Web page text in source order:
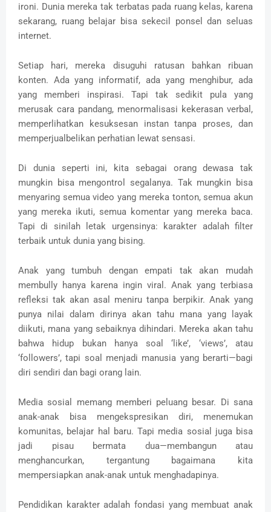
ironi. Dunia mereka tak terbatas pada ruang kelas, karena
sekarang, ruang belajar bisa sekecil ponsel dan seluas
internet.
Setiap hari, mereka disuguhi ratusan bahkan ribuan
konten. Ada yang informatif, ada yang menghibur, ada
yang memberi inspirasi. Tapi tak sedikit pula yang
merusak cara pandang, menormalisasi kekerasan verbal,
memperlihatkan kesuksesan instan tanpa proses, dan
memperjualbelikan perhatian lewat sensasi.
Di dunia seperti ini, kita sebagai orang dewasa tak
mungkin bisa mengontrol segalanya. Tak mungkin bisa
menyaring semua video yang mereka tonton, semua akun
yang mereka ikuti, semua komentar yang mereka baca.
Tapi di sinilah letak urgensinya: karakter adalah filter
terbaik untuk dunia yang bising.
Anak yang tumbuh dengan empati tak akan mudah
membully hanya karena ingin viral. Anak yang terbiasa
refleksi tak akan asal meniru tanpa berpikir. Anak yang
punya nilai dalam dirinya akan tahu mana yang layak
diikuti, mana yang sebaiknya dihindari. Mereka akan tahu
bahwa hidup bukan hanya soal ‘like’, ‘views’, atau
‘followers’, tapi soal menjadi manusia yang berarti—bagi
diri sendiri dan bagi orang lain.
Media sosial memang memberi peluang besar. Di sana
anak-anak bisa mengekspresikan diri, menemukan
komunitas, belajar hal baru. Tapi media sosial juga bisa
jadi pisau bermata dua—membangun atau
menghancurkan, tergantung bagaimana kita
mempersiapkan anak-anak untuk menghadapinya.
Pendidikan karakter adalah fondasi yang membuat anak